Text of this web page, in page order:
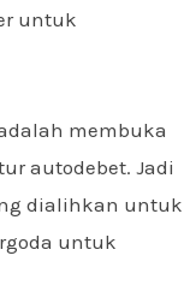
untuk
membuka
autodebet. Jadi
dialihkan untuk
untuk